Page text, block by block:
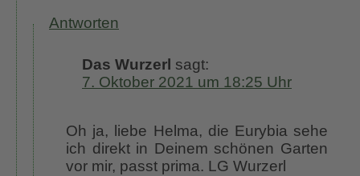
Antworten
Das Wurzerl sagt:
7. Oktober 2021 um 18:25 Uhr
Oh ja, liebe Helma, die Eurybia sehe
ich direkt in Deinem schönen Garten
vor mir, passt prima. LG Wurzerl